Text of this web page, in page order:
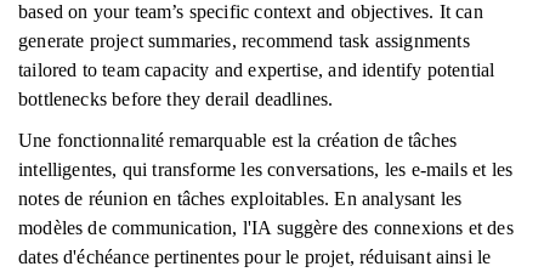
based on your team’s specific context and objectives. It can
generate project summaries, recommend task assignments
tailored to team capacity and expertise, and identify potential
bottlenecks before they derail deadlines.
Une fonctionnalité remarquable est la création de tâches
intelligentes, qui transforme les conversations, les e-mails et les
notes de réunion en tâches exploitables. En analysant les
modèles de communication, l'IA suggère des connexions et des
dates d'échéance pertinentes pour le projet, réduisant ainsi le